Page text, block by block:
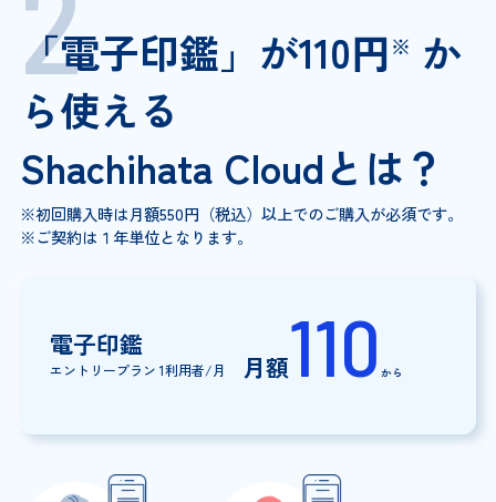
「電子印鑑」が110円※ か
ら使える
Shachihata Cloudとは？
※初回購入時は月額550円（税込）以上でのご購入が必須です。
※ご契約は１年単位となります。
電子印鑑
エントリープラン 1利用者/月 月額110から